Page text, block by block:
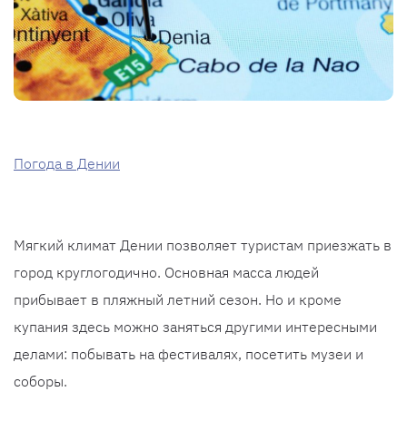
Погода в Дении
Мягкий климат Дении позволяет туристам приезжать в
город круглогодично. Основная масса людей
прибывает в пляжный летний сезон. Но и кроме
купания здесь можно заняться другими интересными
делами: побывать на фестивалях, посетить музеи и
соборы.